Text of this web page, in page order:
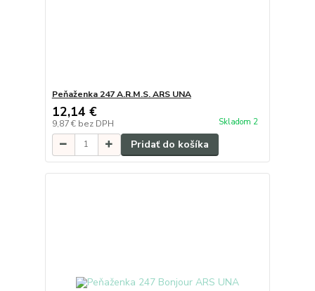
Peňaženka 247 A.R.M.S. ARS UNA
12,14 €
9,87 € bez DPH Skladom 2
Pridať do košíka